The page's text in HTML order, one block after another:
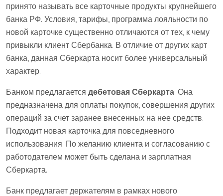
принято называть все карточные продукты крупнейшего
банка РФ. Условия, тарифы, программа лояльности по
новой карточке существенно отличаются от тех, к чему
привыкли клиент Сбербанка. В отличие от других карт
банка, данная Сберкарта носит более универсальный
характер.
Банком предлагается дебетовая Сберкарта. Она
предназначена для оплаты покупок, совершения других
операций за счет заранее внесенных на нее средств.
Подходит новая карточка для повседневного
использования. По желанию клиента и согласованию с
работодателем может быть сделана и зарплатная
Сберкарта.
Банк предлагает держателям в рамках нового